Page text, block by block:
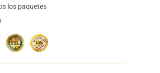
los paquetes